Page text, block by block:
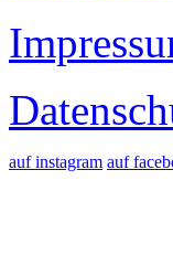
auf instagram auf